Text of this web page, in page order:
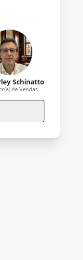
Schinatto
de Vendas